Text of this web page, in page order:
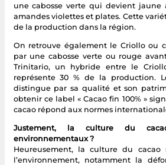
une cabosse verte qui devient jaune
amandes violettes et plates. Cette
de la production dans la région.
On retrouve également le Criollo ou
par une cabosse verte ou rouge
Trinitario, un hybride entre le
représente 30 % de la production.
distingue par sa qualité et son
obtenir ce label « Cacao fin 100% »
cacao répond aux normes
Justement, la culture du
environnementaux ?
Heureusement, la culture du cacao
l’environnement, notamment la